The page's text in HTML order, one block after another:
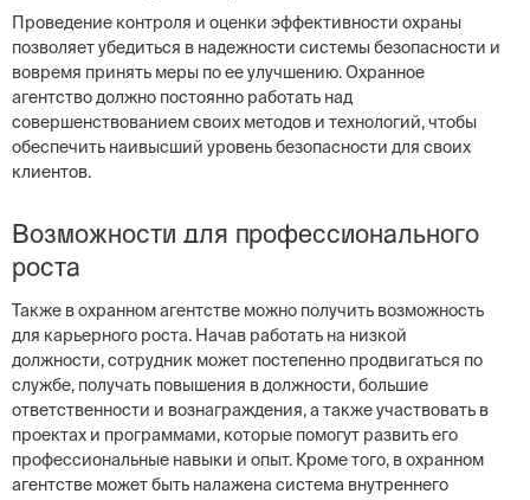
Проведение контроля и оценки эффективности охраны
позволяет убедиться в надежности системы безопасности и
вовремя принять меры по ее улучшению. Охранное
агентство должно постоянно работать над
совершенствованием своих методов и технологий, чтобы
обеспечить наивысший уровень безопасности для своих
клиентов.
Возможности для профессионального
роста
Также в охранном агентстве можно получить возможность
для карьерного роста. Начав работать на низкой
должности, сотрудник может постепенно продвигаться по
службе, получать повышения в должности, большие
ответственности и вознаграждения, а также участвовать в
проектах и программами, которые помогут развить его
профессиональные навыки и опыт. Кроме того, в охранном
агентстве может быть налажена система внутреннего